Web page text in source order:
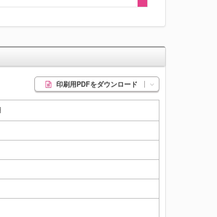
印刷用PDFをダウンロード